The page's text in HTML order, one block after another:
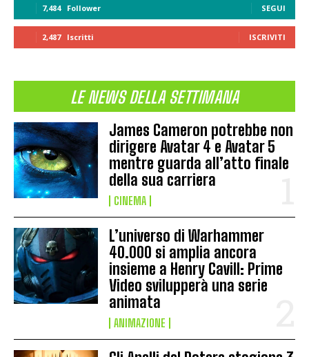
7,484 Follower SEGUI
2,487 Iscritti ISCRIVITI
LE NEWS DELLA SETTIMANA
James Cameron potrebbe non
dirigere Avatar 4 e Avatar 5
mentre guarda all’atto finale
della sua carriera
CINEMA
L’universo di Warhammer
40.000 si amplia ancora
insieme a Henry Cavill: Prime
Video svilupperà una serie
animata
ANIMAZIONE